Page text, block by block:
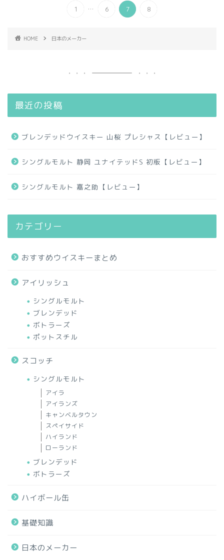
1 ... 6 7 8
HOME 日本のメーカー
最近の投稿
ブレンデッドウイスキー 山桜 プレシャス【レビュー】
シングルモルト 静岡 ユナイテッドS 初版【レビュー】
シングルモルト 嘉之助【レビュー】
カテゴリー
おすすめウイスキーまとめ
アイリッシュ
シングルモルト
ブレンデッド
ボトラーズ
ポットスチル
スコッチ
シングルモルト
アイラ
アイランズ
キャンベルタウン
スペイサイド
ハイランド
ローランド
ブレンデッド
ボトラーズ
ハイボール缶
基礎知識
日本のメーカー